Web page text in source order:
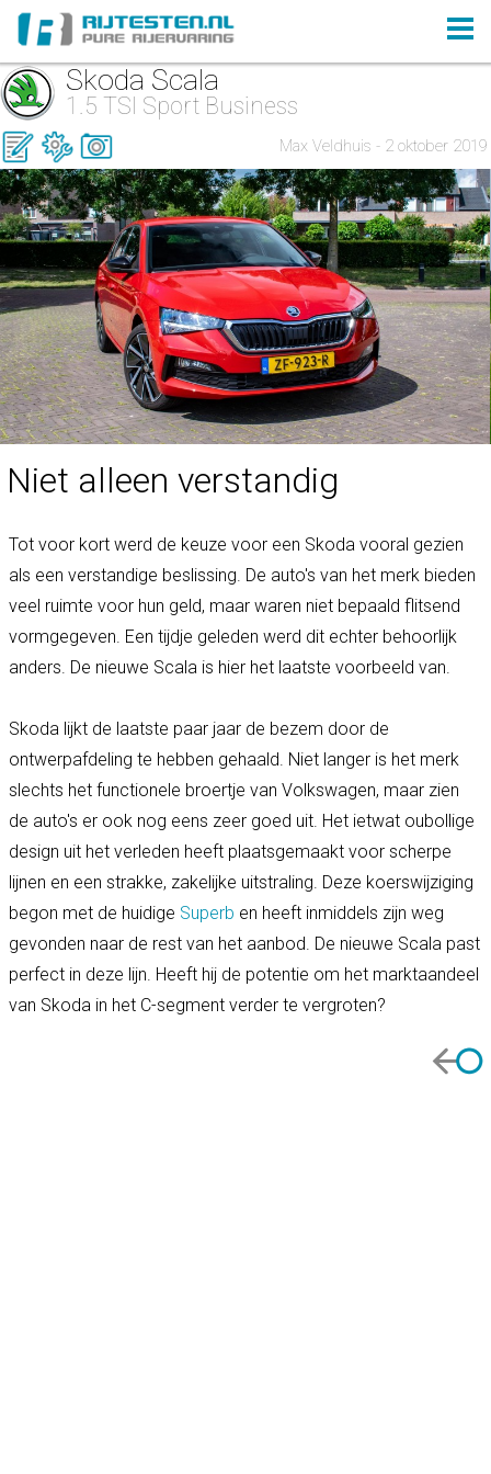
Skoda Scala
1.5 TSI Sport Business
Max Veldhuis - 2 oktober 2019
Niet alleen verstandig
Tot voor kort werd de keuze voor een Skoda vooral gezien
als een verstandige beslissing. De auto's van het merk bieden
veel ruimte voor hun geld, maar waren niet bepaald flitsend
vormgegeven. Een tijdje geleden werd dit echter behoorlijk
anders. De nieuwe Scala is hier het laatste voorbeeld van.
Skoda lijkt de laatste paar jaar de bezem door de
ontwerpafdeling te hebben gehaald. Niet langer is het merk
slechts het functionele broertje van Volkswagen, maar zien
de auto's er ook nog eens zeer goed uit. Het ietwat oubollige
design uit het verleden heeft plaatsgemaakt voor scherpe
lijnen en een strakke, zakelijke uitstraling. Deze koerswijziging
begon met de huidige Superb en heeft inmiddels zijn weg
gevonden naar de rest van het aanbod. De nieuwe Scala past
perfect in deze lijn. Heeft hij de potentie om het marktaandeel
van Skoda in het C-segment verder te vergroten?